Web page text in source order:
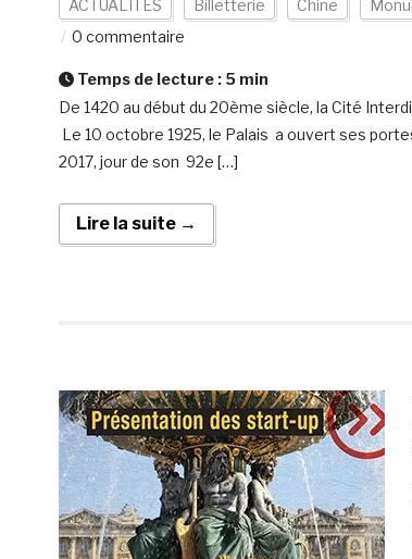
ACTUALITÉS Billetterie Chine
0 commentaire
Temps de lecture : 5 min
De 1420 au début du 20ème siècle, la Cité
Le 10 octobre 1925, le Palais a ouvert ses
2017, jour de son 92e […]
Lire la suite →